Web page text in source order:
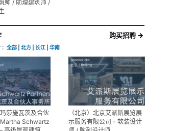
师 / 助理建筑师 /
购买招聘 →
全部 北方 长江 华南
玛莎施瓦茨及合伙
Schwartz
（北京）北京艾派斯展览展
示服务有限公司 - 软装设计